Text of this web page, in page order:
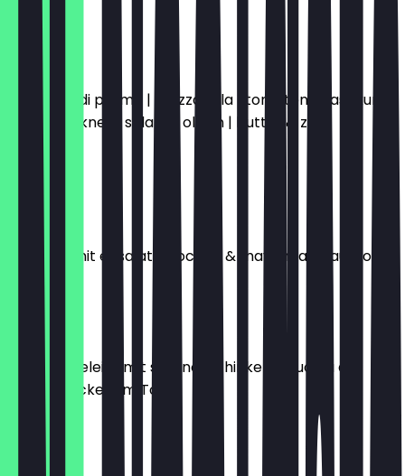
FLORENZ
prosciuto di parma | mozzarella | tomaten | basilikum |
luftgetrocknete salami | oliven | butter & zwei
16,50 €
krabben mit ei, salat, avocado & mayonnaise auf toast
MADRID
zwei spiegeleier mit serano-schinken & rucola auf
hausgebackenem Toast